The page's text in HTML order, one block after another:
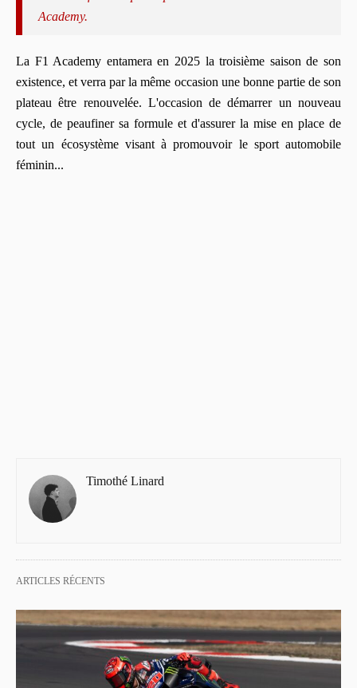
Academy.
La F1 Academy entamera en 2025 la troisième saison de son
existence, et verra par la même occasion une bonne partie de son
plateau être renouvelée. L'occasion de démarrer un nouveau
cycle, de peaufiner sa formule et d'assurer la mise en place de
tout un écosystème visant à promouvoir le sport automobile
féminin...
Timothé Linard
ARTICLES RÉCENTS